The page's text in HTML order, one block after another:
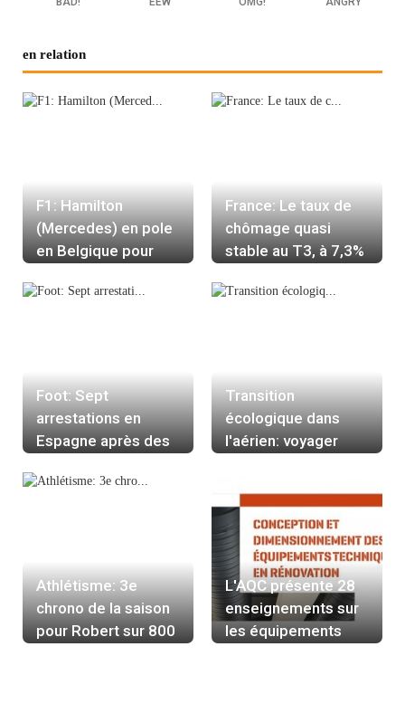
en relation
F1: Hamilton
(Mercedes) en pole
en Belgique pour
France: Le taux de
chômage quasi
stable au T3, à 7,3%
Foot: Sept
arrestations en
Espagne après des
visant le joueur
Transition
écologique dans
l'aérien: voyager
Athlétisme: 3e
chrono de la saison
pour Robert sur 800
L'AQC présente 28
enseignements sur
les équipements